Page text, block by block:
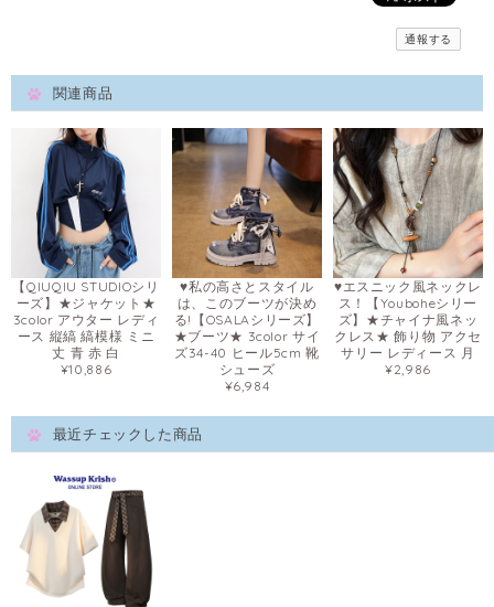
通報する
関連商品
【QIUQIU STUDIOシリ
ーズ】★ジャケット★
3color アウター レディ
ース 縦縞 縞模様 ミニ
丈 青 赤 白
¥10,886
♥私の高さとスタイル
は、このブーツが決め
る!【OSALAシリーズ】
★ブーツ★ 3color サイ
ズ34-40 ヒール5cm 靴
シューズ
¥6,984
♥エスニック風ネックレ
ス！【Youboheシリー
ズ】★チャイナ風ネッ
クレス★ 飾り物 アクセ
サリー レディース 月
¥2,986
最近チェックした商品